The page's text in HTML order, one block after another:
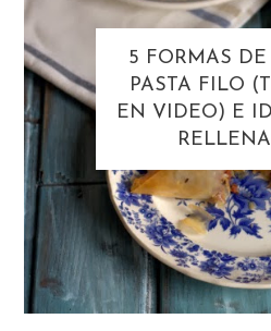
5 FORMAS
PASTA FILO
EN VIDEO) E